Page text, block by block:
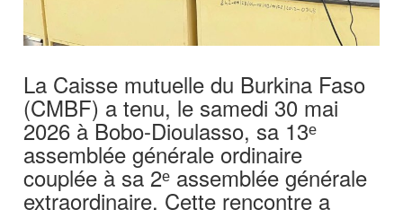
La Caisse mutuelle du Burkina Faso
(CMBF) a tenu, le samedi 30 mai
2026 à Bobo-Dioulasso, sa 13ᵉ
assemblée générale ordinaire
couplée à sa 2ᵉ assemblée générale
extraordinaire. Cette rencontre a